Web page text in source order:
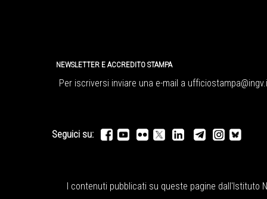
NEWSLETTER E ACCREDITO STAMPA
Per iscriversi inviare una e-mail a
Seguici su:
I contenuti pubblicati su queste pagine dall'Istituto